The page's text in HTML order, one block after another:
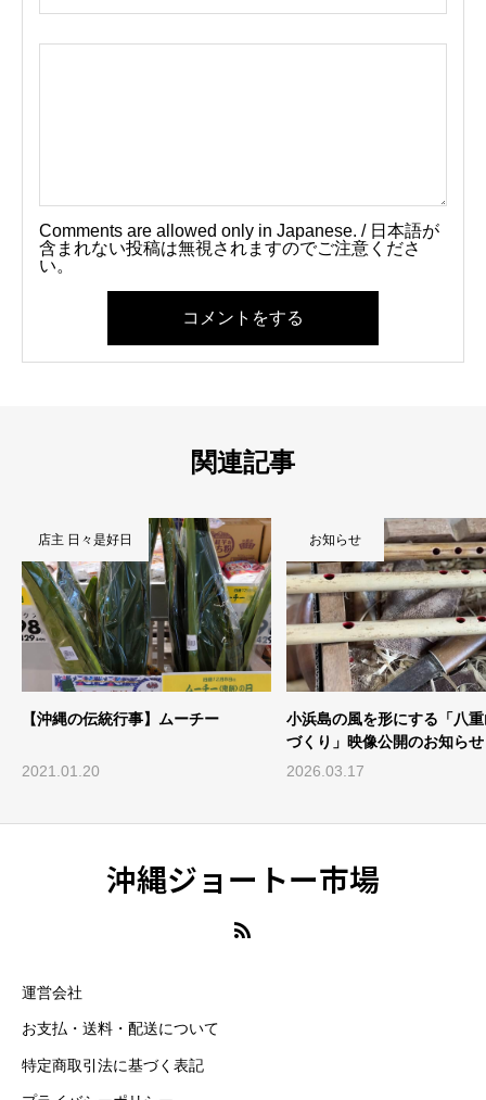
Comments are allowed only in Japanese. / 日本語が
含まれない投稿は無視されますのでご注意くださ
い。
コメントをする
関連記事
【沖縄の伝統行事】ムーチー
2021.01.20
店主 日々是好日
小浜島の風を形にする「八
づくり」映像公開のお知らせ
2026.03.17
お知らせ
沖縄ジョートー市場
運営会社
お支払・送料・配送について
特定商取引法に基づく表記